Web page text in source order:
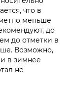
что в
меньше
до
до отметки в
Возможно,
в зимнее
не